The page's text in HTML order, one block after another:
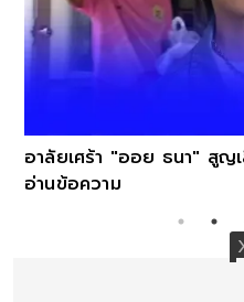
งได้